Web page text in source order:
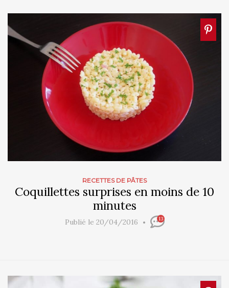
RECETTES DE PÂTES
Coquillettes surprises en moins de 10
minutes
Publié le 20/04/2016 13